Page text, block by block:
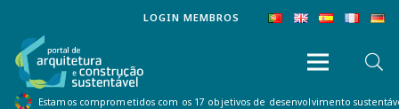
LOGIN MEMBROS
Estamos comprometidos com os 17 objetivos de desenvolvimento